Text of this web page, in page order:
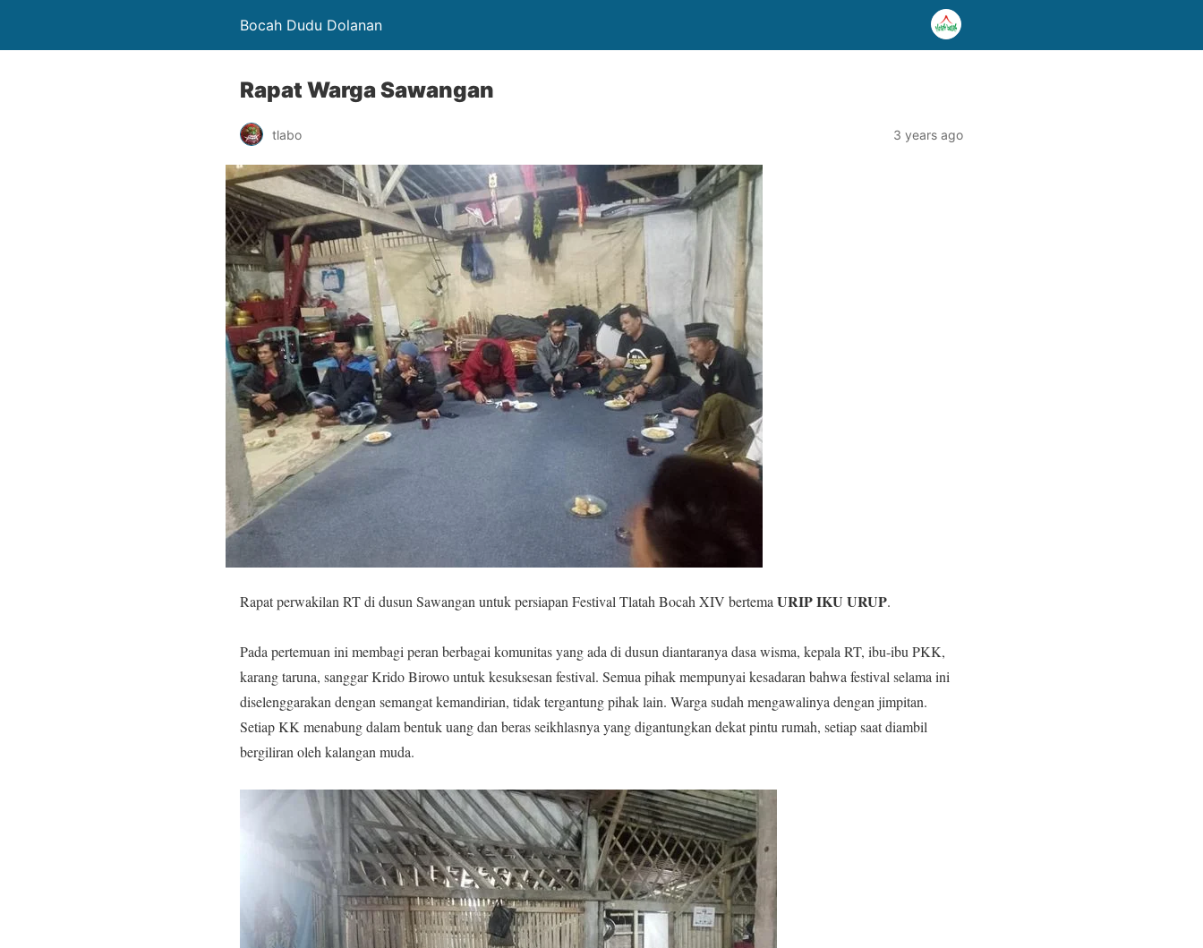
Bocah Dudu Dolanan
Rapat Warga Sawangan
tlabo 3 years ago
Rapat perwakilan RT di dusun Sawangan untuk persiapan Festival Tlatah Bocah XIV bertema URIP IKU URUP.
Pada pertemuan ini membagi peran berbagai komunitas yang ada di dusun diantaranya dasa wisma, kepala RT, ibu-ibu PKK,
karang taruna, sanggar Krido Birowo untuk kesuksesan festival. Semua pihak mempunyai kesadaran bahwa festival selama ini
diselenggarakan dengan semangat kemandirian, tidak tergantung pihak lain. Warga sudah mengawalinya dengan jimpitan.
Setiap KK menabung dalam bentuk uang dan beras seikhlasnya yang digantungkan dekat pintu rumah, setiap saat diambil
bergiliran oleh kalangan muda.